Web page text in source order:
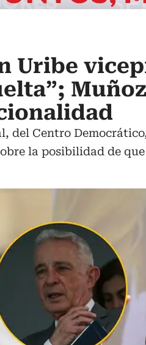
Uribe
del Centro
la posibilidad de